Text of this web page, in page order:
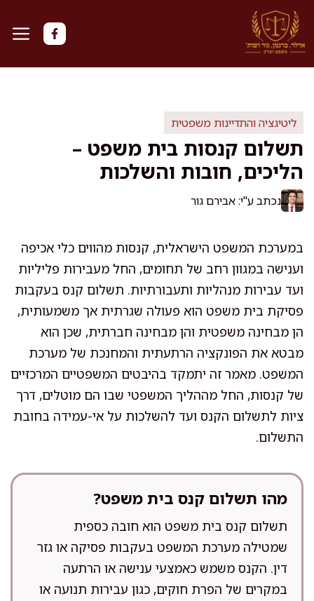
לדלג
לתוכן
ליטיגציה והתדיינות משפטית
תשלום קנסות בית משפט –
הליכים, חובות והשלכות
נכתב ע"י: אבירם גור
במערכת המשפט הישראלית, קנסות מהווים כלי אכיפה
וענישה במגוון רחב של תחומים, החל מעבירות פליליות
ועד עבירות מנהליות ותעבורתיות. תשלום קנס בעקבות
פסיקת בית משפט הוא פעולה שגרתית אך משמעותית,
הן מבחינה משפטית והן מבחינה חברתית, שכן הוא
מבטא את הפונקציה הרתעתית והמחנכת של מערכת
המשפט. מאמר זה יתמקד בהיבטים המשפטיים המרכזיים
של קנסות, החל מההליך המשפטי שבו הם מוטלים, דרך
ציות לתשלום הקנס ועד להשלכות על אי-עמידה בחובת
התשלום.
מהו תשלום קנס בית משפט?
תשלום קנס בית משפט הוא חובה כספית
שמטילה מערכת המשפט בעקבות פסיקה או גזר
דין. הקנס משמש כאמצעי ענישה או הרתעה
במקרים של הפרת חוקים, כגון עבירות תנועה או